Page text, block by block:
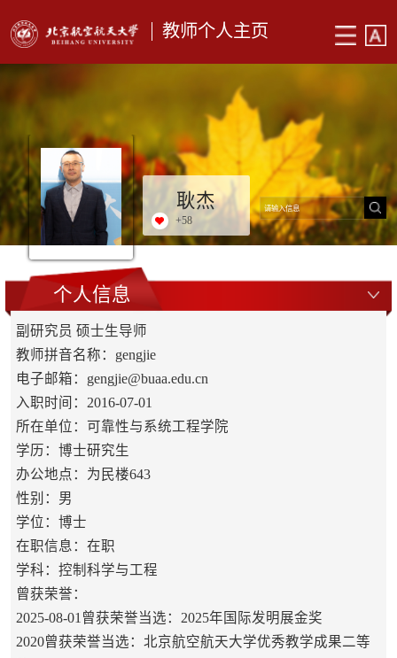
教师个人主页
耿杰
+58
个人信息
副研究员 硕士生导师
教师拼音名称：gengjie
电子邮箱： gengjie@buaa.edu.cn
入职时间：2016-07-01
所在单位：可靠性与系统工程学院
学历：博士研究生
办公地点：为民楼643
性别：男
学位：博士
在职信息：在职
学科：控制科学与工程
曾获荣誉：
2025-08-01曾获荣誉当选：2025年国际发明展金奖
2020曾获荣誉当选：北京航空航天大学优秀教学成果二等